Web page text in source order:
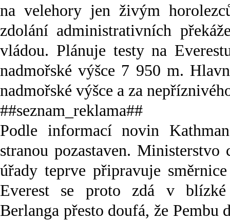
na velehory jen živým
zdolání administrativních
vládou. Plánuje testy na
nadmořské výšce 7 950 m.
nadmořské výšce a za
##seznam_reklama##
Podle informací novin
stranou pozastaven.
úřady teprve připravuje
Everest se proto zdá v blízké
Berlanga přesto doufá, že Pembu